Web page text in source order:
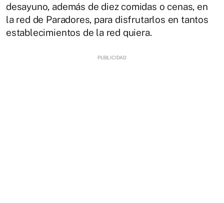
desayuno, además de diez comidas o cenas, en
la red de Paradores, para disfrutarlos en tantos
establecimientos de la red quiera.